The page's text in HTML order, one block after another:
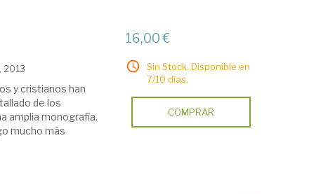
2013
y cristianos han
de los
amplia monografía.
mucho más
16,00 €
Sin Stock. Disponible en
7/10 días.
COMPRAR